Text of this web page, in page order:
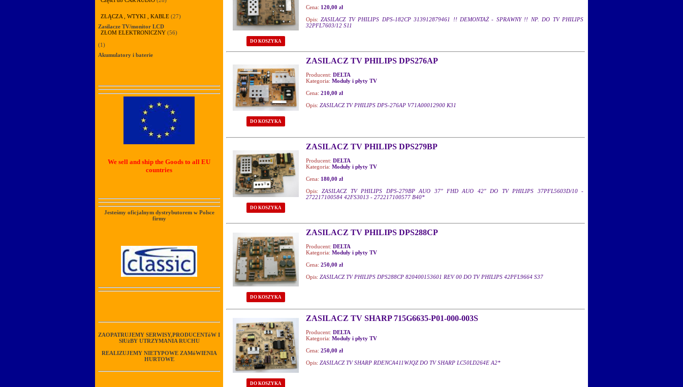
ZŁĄCZA , WTYKI , KABLE (27)
Zasilacze TV/monitor LCD
ZŁOM ELEKTRONICZNY (56)
(1)
Akumulatory i baterie
We sell and ship the Goods to all EU
countries
Jesteśmy oficjalnym dystrybutorem w Polsce
firmy
ZAOPATRUJEMY SERWISY,PRODUCENTóW I
SłUżBY UTRZYMANIA RUCHU
REALIZUJEMY NIETYPOWE ZAMóWIENIA
HURTOWE
DO KOSZYKA
Cena: 120,00 zł
Opis: ZASILACZ TV PHILIPS DPS-182CP 313912879461 !! DEMONTAŻ - SPRAWNY !! NP. DO TV PHILIPS
32PFL7603/12 S11
DO KOSZYKA
ZASILACZ TV PHILIPS DPS276AP
Producent: DELTA
Kategoria: Moduły i płyty TV
Cena: 210,00 zł
Opis: ZASILACZ TV PHILIPS DPS-276AP V71A00012900 K31
DO KOSZYKA
ZASILACZ TV PHILIPS DPS279BP
Producent: DELTA
Kategoria: Moduły i płyty TV
Cena: 180,00 zł
Opis:
ZASILACZ TV PHILIPS DPS-279BP AUO 37" FHD AUO 42" DO TV PHILIPS 37PFL5603D/10 -
272217100584 42FS3013 - 272217100577 B40*
DO KOSZYKA
ZASILACZ TV PHILIPS DPS288CP
Producent: DELTA
Kategoria: Moduły i płyty TV
Cena: 250,00 zł
Opis: ZASILACZ TV PHILIPS DPS288CP 820400153601 REV 00 DO TV PHILIPS 42PFL9664 S37
DO KOSZYKA
ZASILACZ TV SHARP 715G6635-P01-000-003S
Producent: DELTA
Kategoria: Moduły i płyty TV
Cena: 250,00 zł
Opis: ZASILACZ TV SHARP RDENCA411WJQZ DO TV SHARP LC50LD264E A2*